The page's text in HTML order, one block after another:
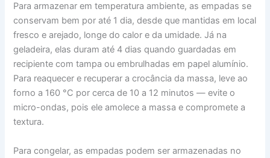
Para armazenar em temperatura ambiente, as empadas se
conservam bem por até 1 dia, desde que mantidas em local
fresco e arejado, longe do calor e da umidade. Já na
geladeira, elas duram até 4 dias quando guardadas em
recipiente com tampa ou embrulhadas em papel alumínio.
Para reaquecer e recuperar a crocância da massa, leve ao
forno a 160 °C por cerca de 10 a 12 minutos — evite o
micro-ondas, pois ele amolece a massa e compromete a
textura.
Para congelar, as empadas podem ser armazenadas no